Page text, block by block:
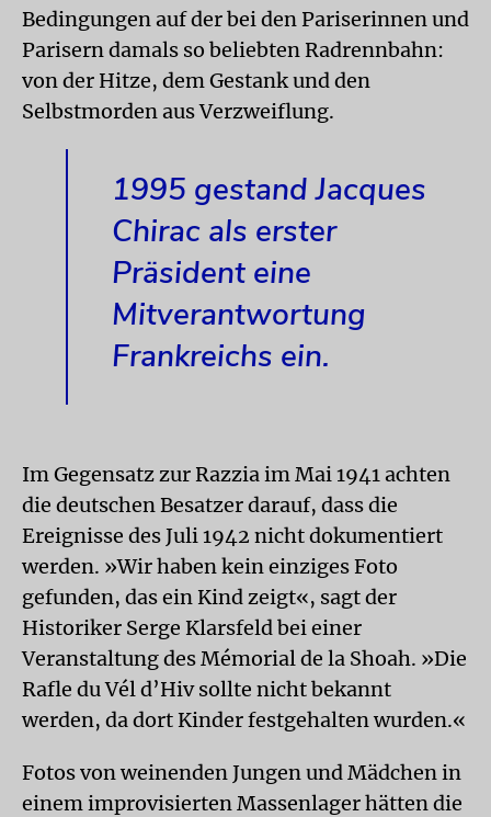
Bedingungen auf der bei den Pariserinnen und
Parisern damals so beliebten Radrennbahn:
von der Hitze, dem Gestank und den
Selbstmorden aus Verzweiflung.
1995 gestand Jacques
Chirac als erster
Präsident eine
Mitverantwortung
Frankreichs ein.
Im Gegensatz zur Razzia im Mai 1941 achten
die deutschen Besatzer darauf, dass die
Ereignisse des Juli 1942 nicht dokumentiert
werden. »Wir haben kein einziges Foto
gefunden, das ein Kind zeigt«, sagt der
Historiker Serge Klarsfeld bei einer
Veranstaltung des Mémorial de la Shoah. »Die
Rafle du Vél d’Hiv sollte nicht bekannt
werden, da dort Kinder festgehalten wurden.«
Fotos von weinenden Jungen und Mädchen in
einem improvisierten Massenlager hätten die